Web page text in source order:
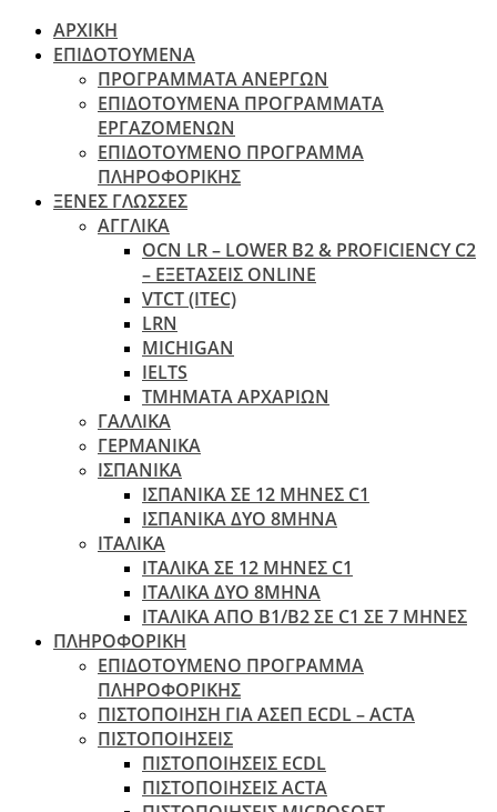
ΑΡΧΙΚΗ
ΕΠΙΔΟΤΟΥΜΕΝΑ
ΠΡΟΓΡΑΜΜΑΤΑ ΑΝΕΡΓΩΝ
ΕΠΙΔΟΤΟΥΜΕΝΑ ΠΡΟΓΡΑΜΜΑΤΑ
ΕΡΓΑΖΟΜΕΝΩΝ
ΕΠΙΔΟΤΟΥΜΕΝΟ ΠΡΟΓΡΑΜΜΑ
ΠΛΗΡΟΦΟΡΙΚΗΣ
ΞΕΝΕΣ ΓΛΩΣΣΕΣ
ΑΓΓΛΙΚΑ
OCN LR – LOWER B2 & PROFICIENCY C2
– ΕΞΕΤΆΣΕΙΣ ONLINE
VTCT (ITEC)
LRN
MICHIGAN
IELTS
ΤΜΗΜΑΤΑ ΑΡΧΑΡΙΩΝ
ΓΑΛΛΙΚΑ
ΓΕΡΜΑΝΙΚΑ
ΙΣΠΑΝΙΚΑ
ΙΣΠΑΝΙΚΑ ΣΕ 12 ΜΗΝΕΣ C1
ΙΣΠΑΝΙΚΑ ΔΥΟ 8ΜΗΝΑ
ΙΤΑΛΙΚΑ
ΙΤΑΛΙΚΑ ΣΕ 12 ΜΗΝΕΣ C1
ΙΤΑΛΙΚΑ ΔΥΟ 8ΜΗΝΑ
ΙΤΑΛΙΚΑ ΑΠΌ B1/B2 ΣΕ C1 ΣΕ 7 ΜΉΝΕΣ
ΠΛΗΡΟΦΟΡΙΚΗ
ΕΠΙΔΟΤΟΥΜΕΝΟ ΠΡΟΓΡΑΜΜΑ
ΠΛΗΡΟΦΟΡΙΚΗΣ
ΠIΣΤΟΠΟΙΗΣΗ ΓΙΑ ΑΣΕΠ ECDL – ACTA
ΠΙΣΤΟΠΟΙΗΣΕΙΣ
ΠΙΣΤΟΠΟΙΗΣΕΙΣ ECDL
ΠΙΣΤΟΠΟΙΗΣΕΙΣ ACTA